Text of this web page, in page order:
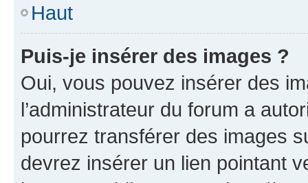
Haut
Puis-je insérer des images ?
Oui, vous pouvez insérer des
l’administrateur du forum a
pourrez transférer des images
devrez insérer un lien pointant